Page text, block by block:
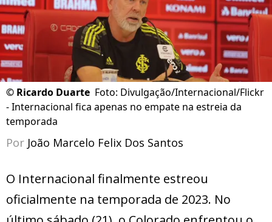
© Ricardo Duarte Foto: Divulgação/Internacional/Flickr
- Internacional fica apenas no empate na estreia da
temporada
Por João Marcelo Felix Dos Santos
O Internacional finalmente estreou
oficialmente na temporada de 2023. No